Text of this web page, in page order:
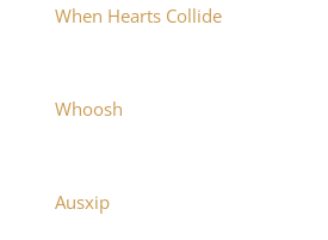
When Hearts Collide
Whoosh
Ausxip